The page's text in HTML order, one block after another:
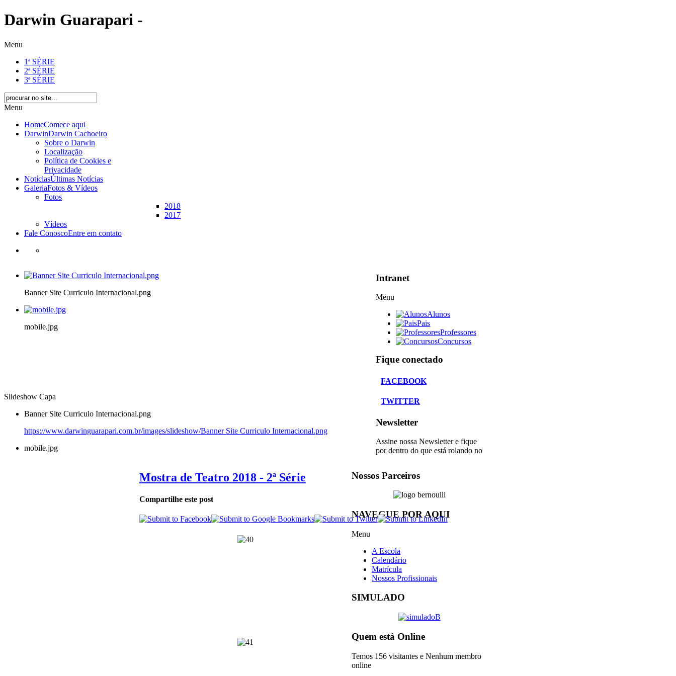
Darwin Guarapari -
Menu
1ª SÉRIE
2ª SÉRIE
3ª SÉRIE
Menu
HomeComece aqui
DarwinDarwin Cachoeiro
Sobre o Darwin
Localização
Política de Cookies e
Privacidade
NotíciasÚltimas Notícias
GaleriaFotos & Vídeos
Fotos
2018
2017
Vídeos
Fale ConoscoEntre em contato
Banner Site Curriculo Internacional.png
mobile.jpg
Slideshow Capa
Banner Site Curriculo Internacional.png
https://www.darwinguarapari.com.br/images/slideshow/Banner Site Curriculo Internacional.png
mobile.jpg
Intranet
Menu
Alunos
Pais
Professores
Concursos
Mostra de Teatro 2018 - 2ª Série
Compartilhe este post
Nossos Parceiros
NAVEGUE POR AQUI
Menu
A Escola
Calendário
Matrícula
Nossos Profissionais
SIMULADO
Quem está Online
Temos 156 visitantes e Nenhum membro
online
Fique conectado
FACEBOOK
TWITTER
Newsletter
Assine nossa Newsletter e fique
por dentro do que está rolando no